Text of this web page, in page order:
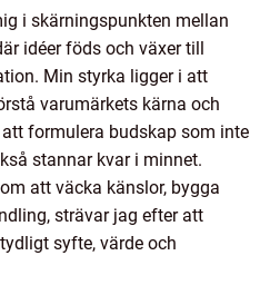
i skärningspunkten mellan
idéer föds och växer till
Min styrka ligger i att
varumärkets kärna och
formulera budskap som inte
stannar kvar i minnet.
att väcka känslor, bygga
strävar jag efter att
syfte, värde och